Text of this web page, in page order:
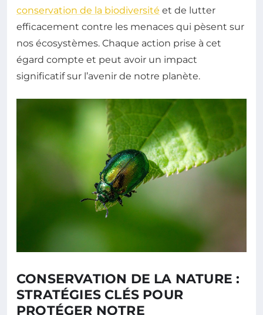
conservation de la biodiversité et de lutter
efficacement contre les menaces qui pèsent sur
nos écosystèmes. Chaque action prise à cet
égard compte et peut avoir un impact
significatif sur l’avenir de notre planète.
CONSERVATION DE LA NATURE :
STRATÉGIES CLÉS POUR
PROTÉGER NOTRE